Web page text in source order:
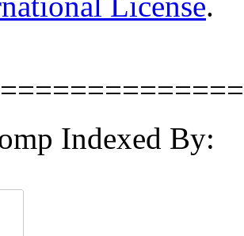
Indexed By: